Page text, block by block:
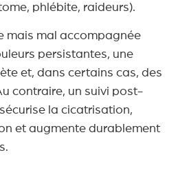
phlébite, raideurs).
mais mal accompagnée
persistantes, une
et, dans certains cas, des
contraire, un suivi post-
la cicatrisation,
et augmente durablement